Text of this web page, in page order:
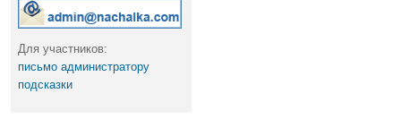
Для участников:
письмо администратору
подсказки